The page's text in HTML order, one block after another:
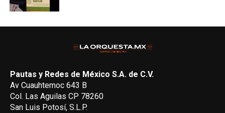
Pautas y Redes de México S.A. de C.V.
Av Cuauhtemoc 643 B
Col. Las Aguilas CP 78260
San Luis Potosí, S.L.P.